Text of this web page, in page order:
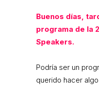
Buenos días,
programa de la
Speakers.
Podría ser un
querido hacer